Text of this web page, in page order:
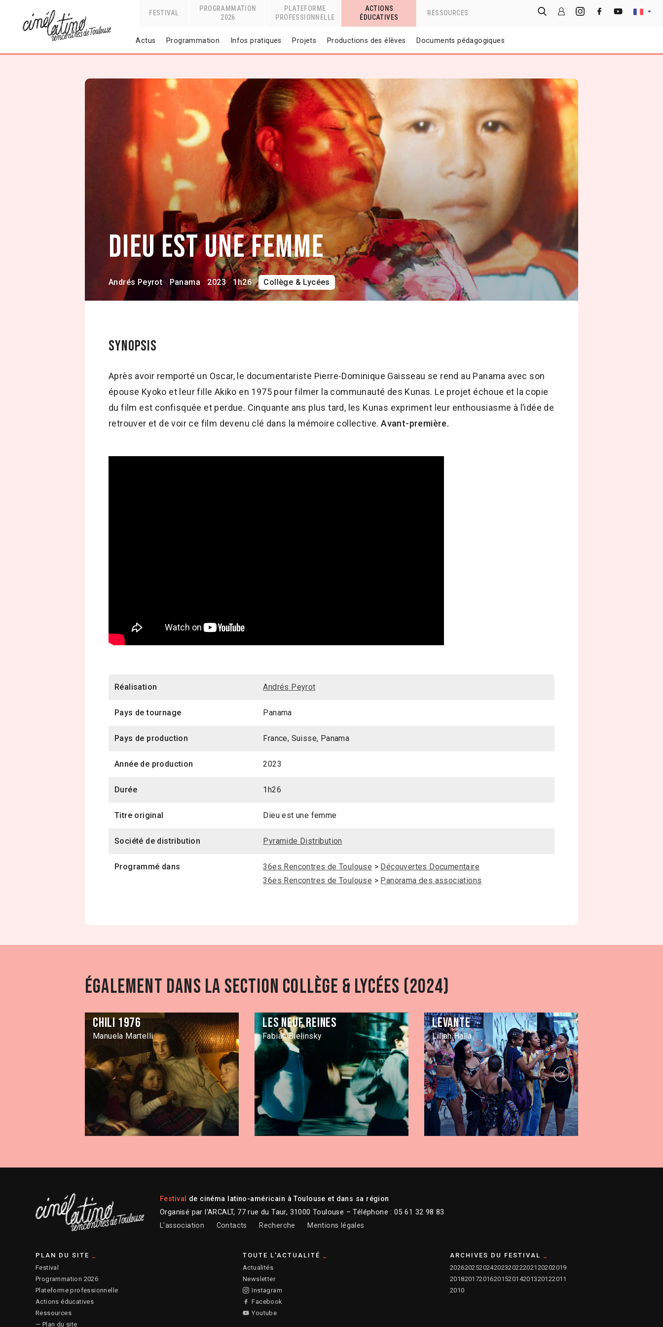
FESTIVAL
PROGRAMMATION
2026
PLATEFORME
PROFESSIONNELLE
ACTIONS
ÉDUCATIVES
RESSOURCES
Actus Programmation Infos pratiques Projets Productions des élèves Documents pédagogiques
Dieu est une femme
Andrés Peyrot Panama 2023 1h26 Collège & Lycées
Synopsis
Après avoir remporté un Oscar, le documentariste Pierre-Dominique Gaisseau se rend au Panama avec son
épouse Kyoko et leur fille Akiko en 1975 pour filmer la communauté des Kunas. Le projet échoue et la copie
du film est confisquée et perdue. Cinquante ans plus tard, les Kunas expriment leur enthousiasme à l’idée de
retrouver et de voir ce film devenu clé dans la mémoire collective. Avant-première.
Réalisation Andrés Peyrot
Pays de tournage Panama
Pays de production France, Suisse, Panama
Année de production 2023
Durée 1h26
Titre original Dieu est une femme
Société de distribution Pyramide Distribution
Programmé dans 36es Rencontres de Toulouse > Découvertes Documentaire
36es Rencontres de Toulouse > Panorama des associations
Également dans la section Collège & Lycées (2024)
Chili 1976
Manuela Martelli
Les neuf reines
Fabián Bielinsky
Levante
Lillah Halla
Next
Festival de cinéma latino-américain à Toulouse et dans sa région
Organisé par l’ARCALT, 77 rue du Taur, 31000 Toulouse – Téléphone : 05 61 32 98 83
L’association
Contacts Recherche Mentions légales
PLAN DU SITE
Festival
Programmation 2026
Plateforme professionnelle
Actions éducatives
Ressources
— Plan du site
TOUTE L'ACTUALITÉ
Actualités
Newsletter
Instagram
Facebook
Youtube
ARCHIVES DU FESTIVAL
202620252024202320222021 20202019
20182017201620152014201320122011
2010